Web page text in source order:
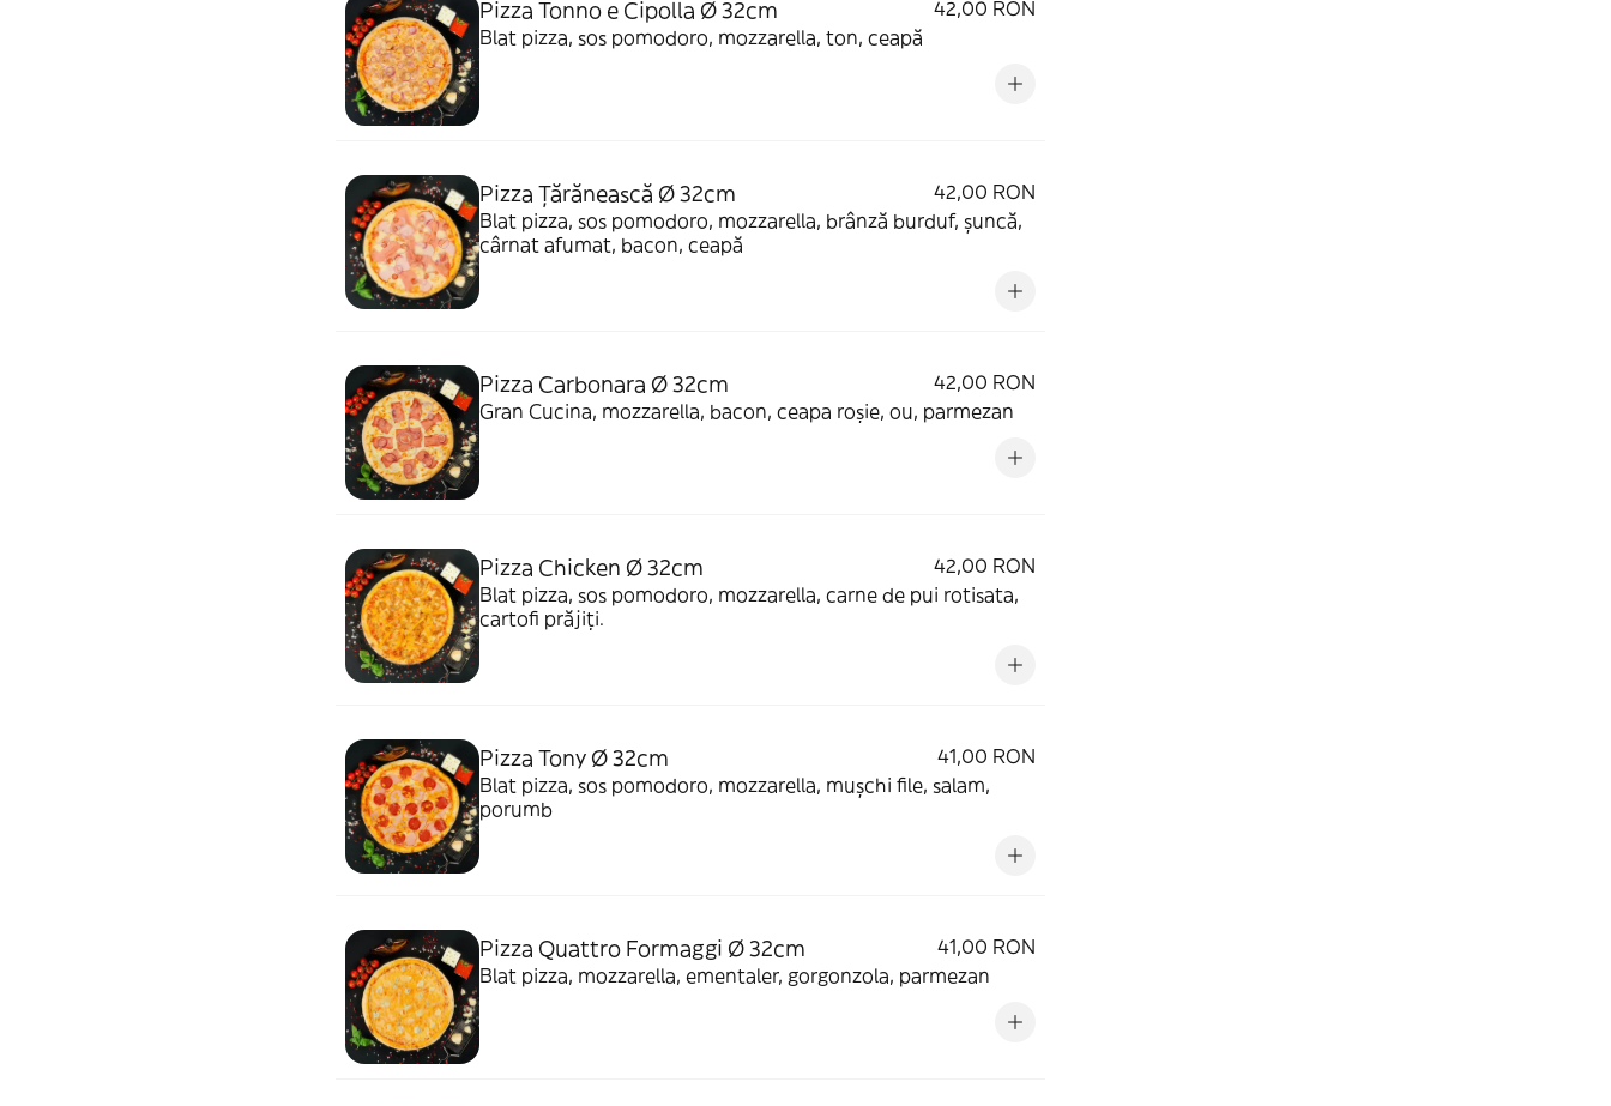
Pizza Tonno e Cipolla Ø 32cm
42,00 RON
Blat pizza, sos pomodoro, mozzarella, ton, ceapă
Pizza Țărănească Ø 32cm
42,00 RON
Blat pizza, sos pomodoro, mozzarella, brânză burduf, șuncă,
cârnat afumat, bacon, ceapă
Pizza Carbonara Ø 32cm
42,00 RON
Gran Cucina, mozzarella, bacon, ceapa roșie, ou, parmezan
Pizza Chicken Ø 32cm
42,00 RON
Blat pizza, sos pomodoro, mozzarella, carne de pui rotisata,
cartofi prăjiți.
Pizza Tony Ø 32cm
41,00 RON
Blat pizza, sos pomodoro, mozzarella, mușchi file, salam,
porumb
Pizza Quattro Formaggi Ø 32cm
41,00 RON
Blat pizza, mozzarella, ementaler, gorgonzola, parmezan